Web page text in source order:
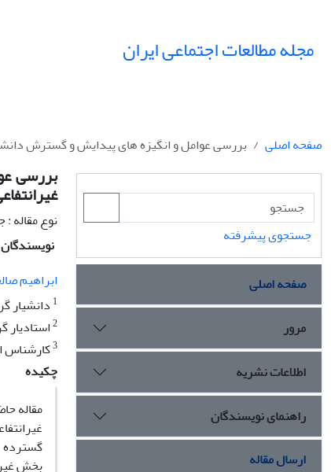
مجله مطالعات اجتماعی ایران
صفحه اصلی بررسی عوامل و انگیزه های پیدایش و گسترش
بررسی
نوع مقاله
نویسندگان
ابراهیم
1 دانشیار
2استادیار
3کارشناس
چکیده
مقاله
گسترده
جستجوی پیشرفته
صفحه اصلی
مرور
اطلاعات نشریه
راهنمای نویسندگان
ارسال مقاله